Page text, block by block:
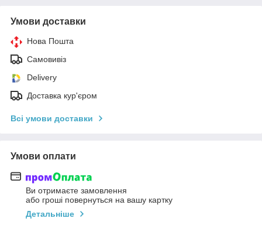
Умови доставки
Нова Пошта
Самовивіз
Delivery
Доставка кур'єром
Всі умови доставки
Умови оплати
Ви отримаєте замовлення
або гроші повернуться на вашу картку
Детальніше